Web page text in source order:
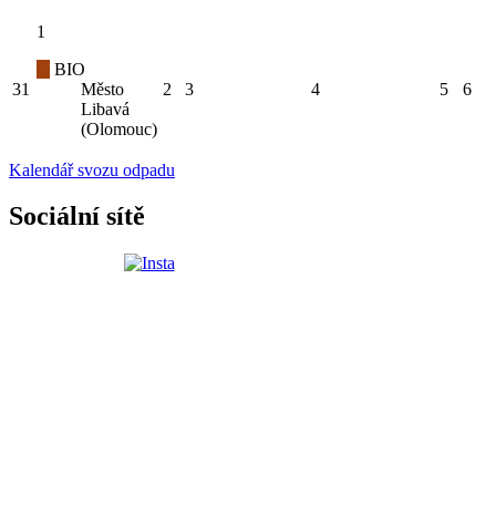
31
1
BIO
Město
Libavá
(Olomouc)
2 3 4 5 6
Kalendář svozu odpadu
Sociální sítě